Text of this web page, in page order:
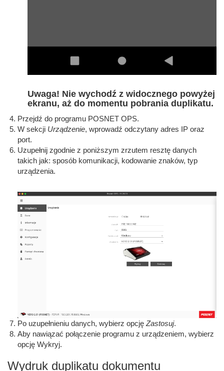
Uwaga! Nie wychodź z widocznego powyżej
ekranu, aż do momentu pobrania duplikatu.
Przejdź do programu POSNET OPS.
W sekcji Urządzenie, wprowadź odczytany adres IP oraz
port.
Uzupełnij zgodnie z poniższym zrzutem resztę danych
takich jak: sposób komunikacji, kodowanie znaków, typ
urządzenia.
Po uzupełnieniu danych, wybierz opcję Zastosuj.
Aby nawiązać połączenie programu z urządzeniem, wybierz
opcję Wykryj.
Wydruk duplikatu dokumentu